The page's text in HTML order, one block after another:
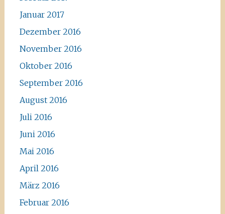
Januar 2017
Dezember 2016
November 2016
Oktober 2016
September 2016
August 2016
Juli 2016
Juni 2016
Mai 2016
April 2016
März 2016
Februar 2016